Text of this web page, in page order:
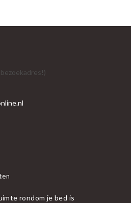
rondom je bed is